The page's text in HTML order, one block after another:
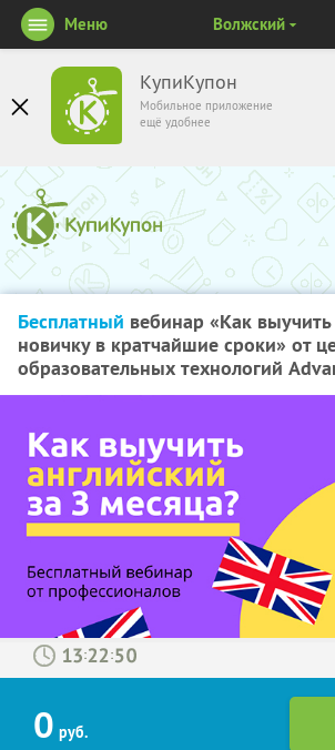
КупиКупон
Мобильное приложение
ещё удобнее
Меню Волжский
Бесплатный вебинар «Как выучить
новичку в кратчайшие сроки» от
образовательных технологий
: :
0 руб.